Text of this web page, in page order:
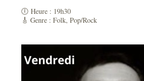
🕕 Heure : 19h30
🎸 Genre : Folk, Pop/Rock